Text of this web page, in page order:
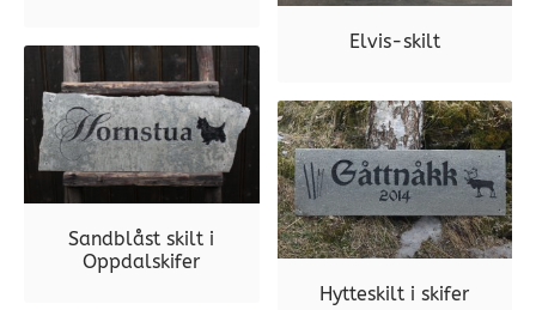
Sandblåst skilt i
Oppdalskifer
Elvis-skilt
Hytteskilt i skifer